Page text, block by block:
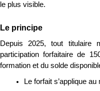
le plus visible.
Le principe
Depuis 2025, tout titulaire
participation forfaitaire de
formation et du solde
Le forfait s’applique